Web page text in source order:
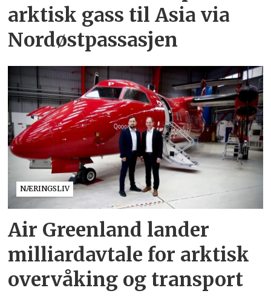
arktisk gass til Asia via
Nordøstpassasjen
NÆRINGSLIV
Air Greenland lander
milliardavtale for arktisk
overvåking og transport